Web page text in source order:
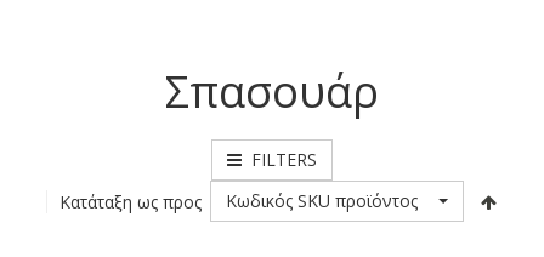
Σπασουάρ
FILTERS
Κατάταξη ως προς
Κωδικός SKU προϊόντος